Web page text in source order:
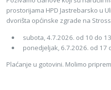
prostorijama HPD Jastrebarsko u
dvorišta općinske zgrade na
subota, 4.7.2026. od 10 do
ponedjeljak, 6.7.2026. od 17
Plaćanje u gotovini. Molimo